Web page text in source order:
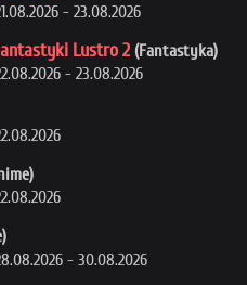
- 23.08.2026
Lustro 2 (Fantastyka)
- 23.08.2026
- 30.08.2026